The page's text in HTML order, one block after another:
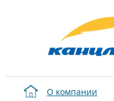
О компании